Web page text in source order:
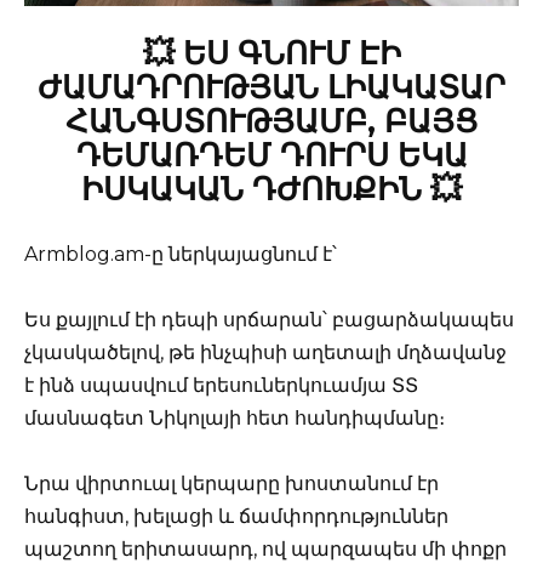
💥 ԵՍ ԳՆՈՒՄ ԷԻ
ԺԱՄԱԴՐՈՒԹՅԱՆ ԼԻԱԿԱՏԱՐ
ՀԱՆԳՍՏՈՒԹՅԱՄԲ, ԲԱՅՑ
ԴԵՄԱՌԴԵՄ ԴՈՒՐՍ ԵԿԱ
ԻՍԿԱԿԱՆ ԴԺՈԽՔԻՆ 💥
Armblog.am-ը ներկայացնում է՝
Ես քայլում էի դեպի սրճարան՝ բացարձակապես
չկասկածելով, թե ինչպիսի աղետալի մղձավանջ
է ինձ սպասվում երեսուներկուամյա ՏՏ
մասնագետ Նիկոլայի հետ հանդիպմանը։
Նրա վիրտուալ կերպարը խոստանում էր
հանգիստ, խելացի և ճամփորդություններ
պաշտող երիտասարդ, ով պարզապես մի փոքր